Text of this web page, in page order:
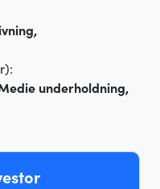
underholdning,